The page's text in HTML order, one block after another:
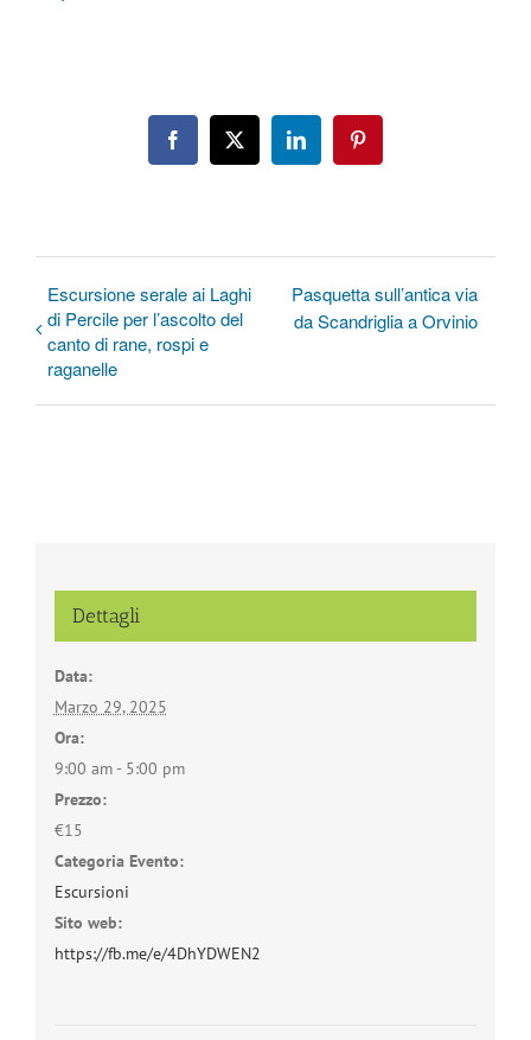
Facebook
X LinkedInPinterest
Escursione serale ai Laghi
di Percile per l’ascolto del
canto di rane, rospi e
raganelle
Pasquetta sull’antica via
da Scandriglia a Orvinio
Dettagli
Data:
Marzo 29, 2025
Ora:
9:00 am - 5:00 pm
Prezzo:
€15
Categoria Evento:
Escursioni
Sito web:
https://fb.me/e/4DhYDWEN2